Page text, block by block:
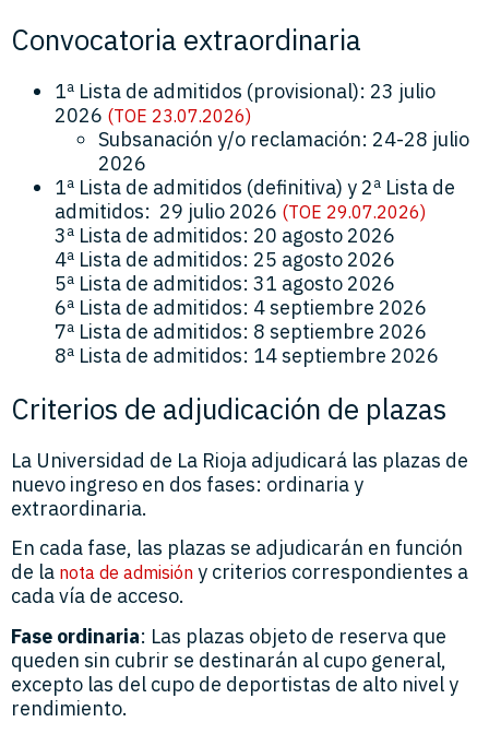
Convocatoria extraordinaria
1ª Lista de admitidos (provisional): 23 julio
2026 (TOE 23.07.2026)
Subsanación y/o reclamación: 24-28 julio
2026
1ª Lista de admitidos (definitiva) y 2ª Lista de
admitidos: 29 julio 2026 (TOE 29.07.2026)
3ª Lista de admitidos: 20 agosto 2026
4ª Lista de admitidos: 25 agosto 2026
5ª Lista de admitidos: 31 agosto 2026
6ª Lista de admitidos: 4 septiembre 2026
7ª Lista de admitidos: 8 septiembre 2026
8ª Lista de admitidos: 14 septiembre 2026
Criterios de adjudicación de plazas
La Universidad de La Rioja adjudicará las plazas de
nuevo ingreso en dos fases: ordinaria y
extraordinaria.
En cada fase, las plazas se adjudicarán en función
de la nota de admisión y criterios correspondientes a
cada vía de acceso.
Fase ordinaria: Las plazas objeto de reserva que
queden sin cubrir se destinarán al cupo general,
excepto las del cupo de deportistas de alto nivel y
rendimiento.